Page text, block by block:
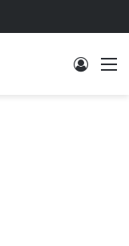
Log In